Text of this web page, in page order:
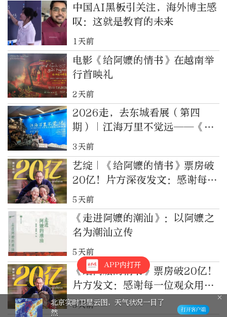
中国AI黑板引关注，海外博主感
叹：这就是教育的未来
1天前
电影《给阿嬷的情书》在越南举
行首映礼
2天前
2026走，去东城看展（第四
期）｜江海万里不觉远——《给
阿嬷的情书》电影道具及侨批文
物特展
3天前
艺绽｜《给阿嬷的情书》票房破
20亿！片方深夜发文：感谢每一
位观众用爱意托举
5天前
《走进阿嬷的潮汕》：以阿嬷之
名为潮汕立传
5天前
《给阿嬷的情书》票房破20亿！
片方发文：感谢每一位观众用爱
意托举
5天前
APP内打开
北京实时卫星云图，天气状况一目了
然